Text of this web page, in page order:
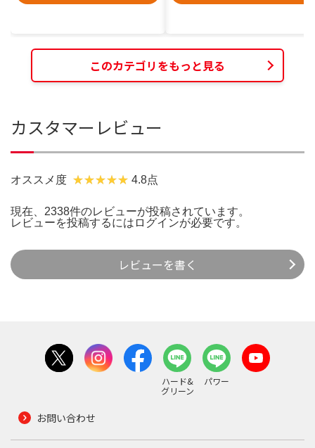
このカテゴリをもっと見る
カスタマーレビュー
オススメ度 4.8点
現在、2338件のレビューが投稿されています。
レビューを投稿するには ログインが必要です。
レビューを書く
ハード&
グリーン
パワー
お問い合わせ